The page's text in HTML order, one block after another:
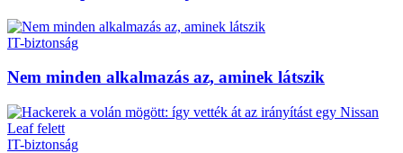
IT-biztonság
Nem minden alkalmazás az, aminek látszik
IT-biztonság